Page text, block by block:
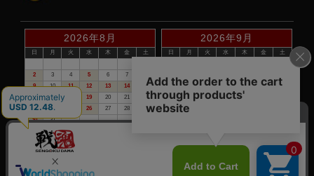
2026年8月
日 月 火 水 木 金
土
2
3 4 5 6 7
9
10 11 12 13 14
15
16
17 19 20 21
22
23
24 26 27 28
29
30
31
2026年9月
日 月 火 水 木 金
土
13
14 15 16 17 18
19
20
22 23 24
27
28
赤い日付が定休日です。
※定休日は、商品の発送・電話でのお問合せは、お休みさせて頂いて
おりますので予めご了承下さい。